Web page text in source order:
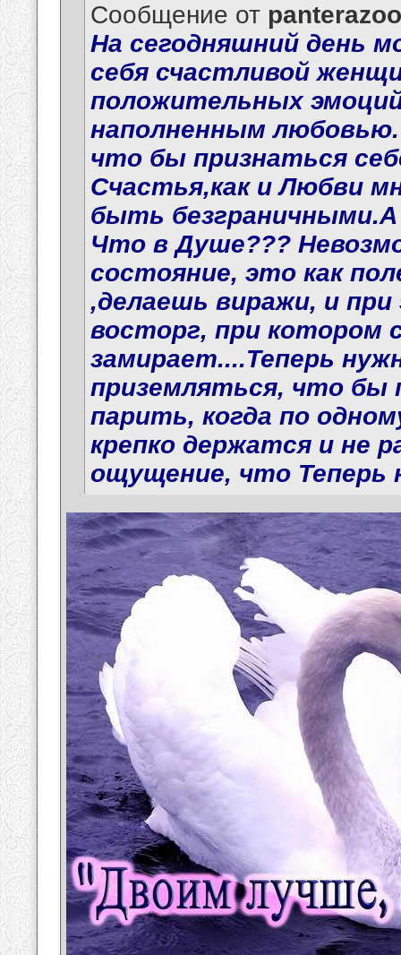
Сообщение от
На сегодняшний день
себя счастливой
положительных
наполненным
что бы признаться
Счастья,как и Любви
быть
Что в Душе???
состояние, это как
,делаешь виражи, и
восторг, при котором
замирает....Теперь
приземляться, что
парить, когда по
крепко держатся и не
ощущение, что Теперь